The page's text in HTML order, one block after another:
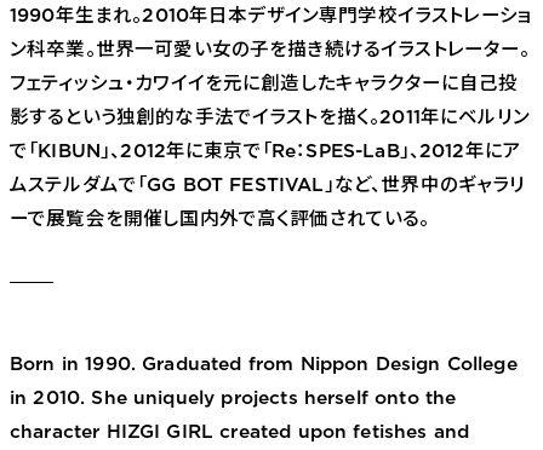
1990年生まれ。2010年日本デザイン専門学校イラストレーショ
ン科卒業。世界一可愛い女の子を描き続けるイラストレーター。
フェティッシュ・カワイイを元に創造したキャラクターに自己投
影するという独創的な手法でイラストを描く。2011年にベルリン
で「KIBUN」、2012年に東京で「Re：SPES-LaB」、2012年にア
ムステルダムで「GG BOT FESTIVAL」など、世界中のギャラリ
ーで展覧会を開催し国内外で高く評価されている。
Born in 1990. Graduated from Nippon Design College
in 2010. She uniquely projects herself onto the
character HIZGI GIRL created upon fetishes and